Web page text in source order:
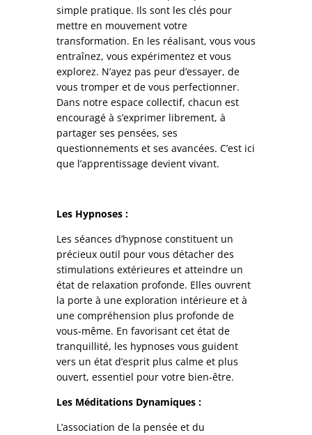
simple pratique. Ils sont les clés pour
mettre en mouvement votre
transformation. En les réalisant, vous vous
entraînez, vous expérimentez et vous
explorez. N’ayez pas peur d’essayer, de
vous tromper et de vous perfectionner.
Dans notre espace collectif, chacun est
encouragé à s’exprimer librement, à
partager ses pensées, ses
questionnements et ses avancées. C’est ici
que l’apprentissage devient vivant.
Les Hypnoses :
Les séances d’hypnose constituent un
précieux outil pour vous détacher des
stimulations extérieures et atteindre un
état de relaxation profonde. Elles ouvrent
la porte à une exploration intérieure et à
une compréhension plus profonde de
vous-même. En favorisant cet état de
tranquillité, les hypnoses vous guident
vers un état d’esprit plus calme et plus
ouvert, essentiel pour votre bien-être.
Les Méditations Dynamiques :
L’association de la pensée et du